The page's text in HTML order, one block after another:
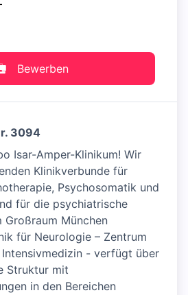
Bewerben
3094
Isar-Amper-Klinikum! Wir
Klinikverbunde für
Psychosomatik und
für die psychiatrische
München
für Neurologie – Zentrum
- verfügt über
Struktur mit
in den Bereichen